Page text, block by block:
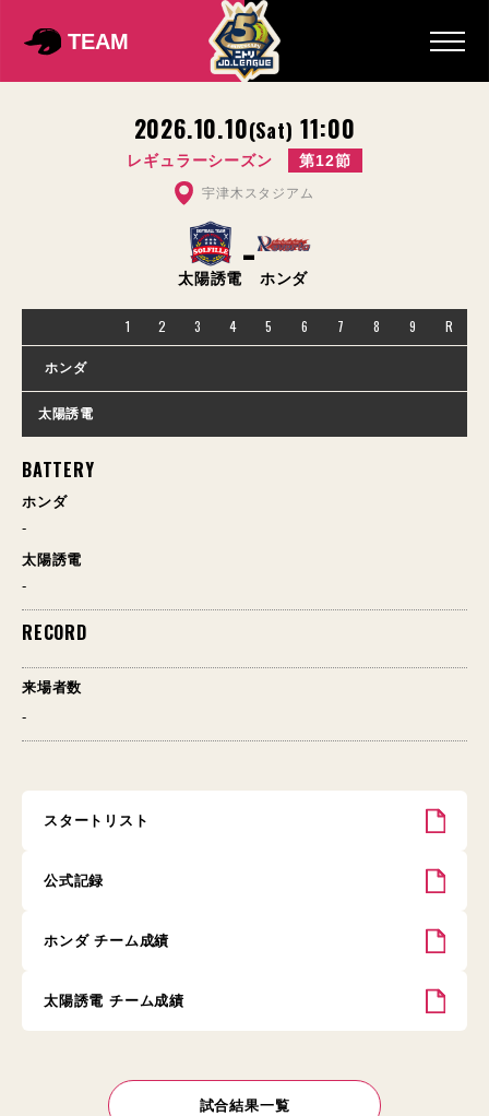
TEAM
2026.10.10(Sat) 11:00
レギュラーシーズン 第12節
宇津木スタジアム
太陽誘電- ホンダ
1 2 3 4 5 6 7 8 9 R
ホンダ
太陽誘電
BATTERY
ホンダ
-
太陽誘電
-
RECORD
来場者数
-
スタートリスト
公式記録
ホンダ チーム成績
太陽誘電 チーム成績
試合結果一覧